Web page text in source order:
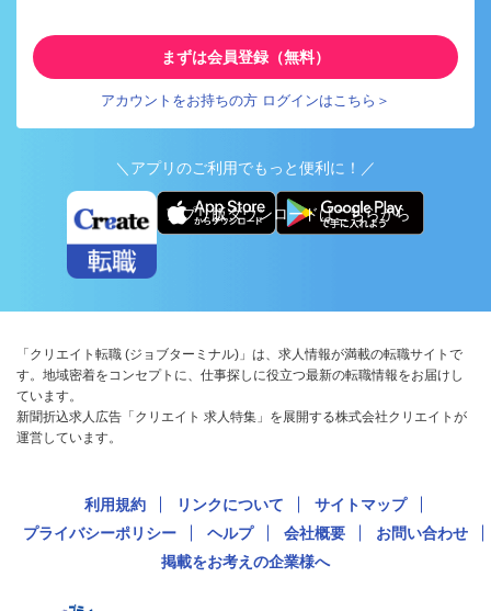
まずは会員登録（無料）
アカウントをお持ちの方 ログインはこちら＞
＼アプリのご利用でもっと便利に！／
アプリ版ダウンロードはこちらから
「クリエイト転職 (ジョブターミナル)」は、求人情報が満載の転職サイトで
す。地域密着をコンセプトに、仕事探しに役立つ最新の転職情報をお届けし
ています。
新聞折込求人広告「クリエイト 求人特集」を展開する株式会社クリエイトが
運営しています。
利用規約 リンクについて
サイトマップ
プライバシーポリシー
ヘルプ 会社概要
お問い合わせ
掲載をお考えの企業様へ